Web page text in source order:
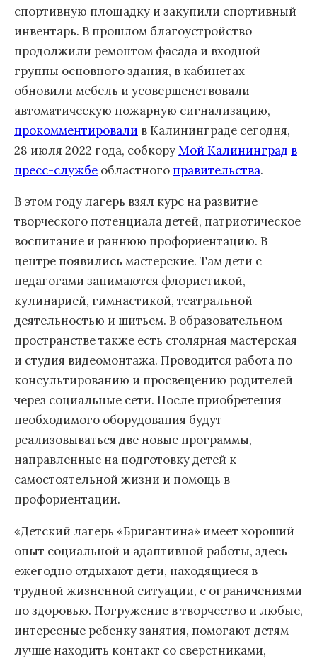
спортивную площадку и закупили спортивный
инвентарь. В прошлом благоустройство
продолжили ремонтом фасада и входной
группы основного здания, в кабинетах
обновили мебель и усовершенствовали
автоматическую пожарную сигнализацию,
прокомментировали в Калининграде сегодня,
28 июля 2022 года, собкоруМой Калининград в
пресс-службе областного правительства.
В этом году лагерь взял курс на развитие
творческого потенциала детей, патриотическое
воспитание и раннюю профориентацию. В
центре появились мастерские. Там дети с
педагогами занимаются флористикой,
кулинарией, гимнастикой, театральной
деятельностью и шитьем. В образовательном
пространстве также есть столярная мастерская
и студия видеомонтажа. Проводится работа по
консультированию и просвещению родителей
через социальные сети. После приобретения
необходимого оборудования будут
реализовываться две новые программы,
направленные на подготовку детей к
самостоятельной жизни и помощь в
профориентации.
«Детский лагерь «Бригантина» имеет хороший
опыт социальной и адаптивной работы, здесь
ежегодно отдыхают дети, находящиеся в
трудной жизненной ситуации, с ограничениями
по здоровью. Погружение в творчество и любые,
интересные ребенку занятия, помогают детям
лучше находить контакт со сверстниками,